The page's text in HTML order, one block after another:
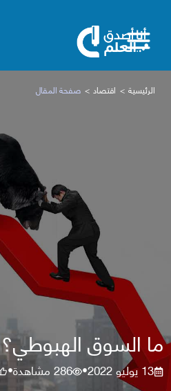
الرئيسية اقتصاد صفحة المقال
ما السوق الهبوطي؟
13 يوليو 2022 •
286مشاهدة•